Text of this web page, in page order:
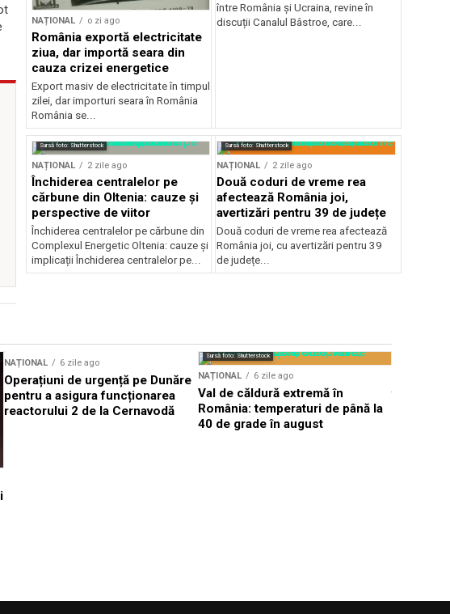
NAȚIONAL o zi ago
România exportă electricitate
ziua, dar importă seara din
cauza crizei energetice
Export masiv de electricitate în timpul
zilei, dar importuri seara în România
România se...
între România și Ucraina, revine în
discuții Canalul Bâstroe, care...
Sursă foto: Shutterstock
NAȚIONAL 2 zile ago
Închiderea centralelor pe
cărbune din Oltenia: cauze și
perspective de viitor
Închiderea centralelor pe cărbune din
Complexul Energetic Oltenia: cauze și
implicații Închiderea centralelor pe...
Sursă foto: Shutterstock
NAȚIONAL 2 zile ago
Două coduri de vreme rea
afectează România joi,
avertizări pentru 39 de județe
Două coduri de vreme rea afectează
România joi, cu avertizări pentru 39
de județe...
NAȚIONAL 6 zile ago
Operațiuni de urgență pe Dunăre
pentru a asigura funcționarea
reactorului 2 de la Cernavodă
Sursă foto: Shutterstock
NAȚIONAL 6 zile ago
Val de căldură extremă în
România: temperaturi de până la
40 de grade în august